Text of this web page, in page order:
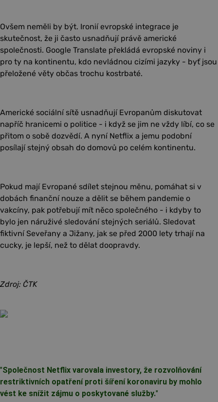
Ovšem neměli by být. Ironií evropské integrace je
skutečnost, že ji často usnadňují právě americké
společnosti. Google Translate překládá evropské noviny i
pro ty na kontinentu, kdo nevládnou cizími jazyky - byť jsou
přeložené věty občas trochu kostrbaté.
Americké sociální sítě usnadňují Evropanům diskutovat
napříč hranicemi o politice - i když se jim ne vždy líbí, co se
přitom o sobě dozvědí. A nyní Netflix a jemu podobní
posílají stejný obsah do domovů po celém kontinentu.
Pokud mají Evropané sdílet stejnou měnu, pomáhat si v
dobách finanční nouze a dělit se během pandemie o
vakcíny, pak potřebují mít něco společného - i kdyby to
bylo jen náruživé sledování stejných seriálů. Sledovat
fiktivní Seveřany a Jižany, jak se před 2000 lety trhají na
cucky, je lepší, než to dělat doopravdy.
Zdroj: ČTK
"Společnost Netflix varovala investory, že rozvolňování
restriktivních opatření proti šíření koronaviru by mohlo
vést ke snížit zájmu o poskytované služby."